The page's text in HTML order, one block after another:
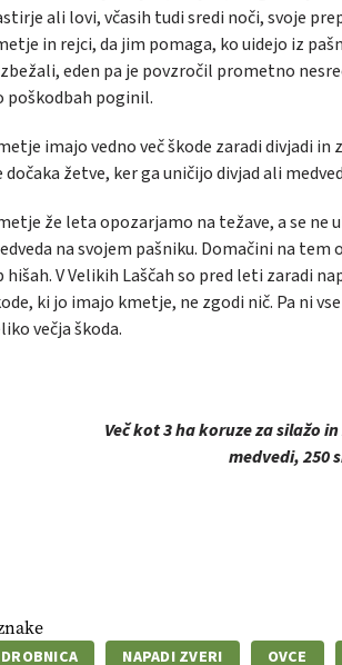
ali lovi, včasih tudi sredi noči, svoje
in rejci, da jim pomaga, ko uidejo iz
eden pa je povzročil prometno
poškodbah poginil.
imajo vedno več škode zaradi divjadi in
dočaka žetve, ker ga uničijo divjad ali
že leta opozarjamo na težave, a se ne
na svojem pašniku. Domačini na
hišah. V Velikih Laščah so pred leti zaradi
ki jo imajo kmetje, ne zgodi nič. Pa ni
večja škoda.
Več kot 3 ha koruze za silažo
medvedi, 250
DROBNICA NAPADI ZVERI OVCE